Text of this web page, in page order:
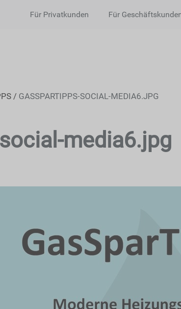
Für Privatkunden Für
GASSPARTIPPS-SOCIAL-MEDIA6.JPG
media6.jpg